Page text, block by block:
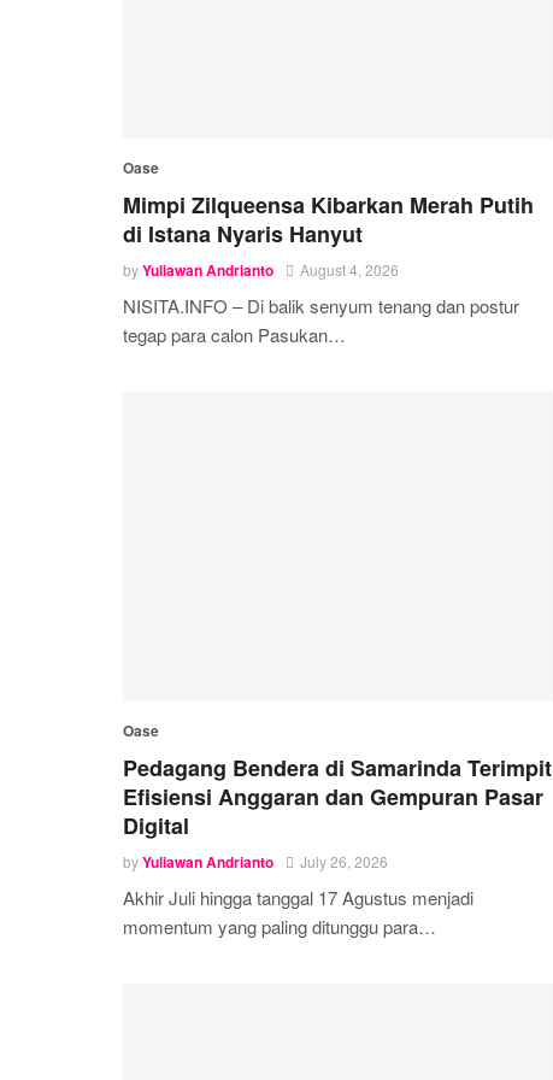
Oase
Mimpi Zilqueensa Kibarkan Merah Putih
di Istana Nyaris Hanyut
byYuliawan Andrianto August 4, 2026
NISITA.INFO – Di balik senyum tenang dan postur
tegap para calon Pasukan…
Oase
‎Pedagang Bendera di Samarinda Terimpit
Efisiensi Anggaran dan Gempuran Pasar
Digital
byYuliawan Andrianto July 26, 2026
Akhir Juli hingga tanggal 17 Agustus menjadi
momentum yang paling ditunggu para…